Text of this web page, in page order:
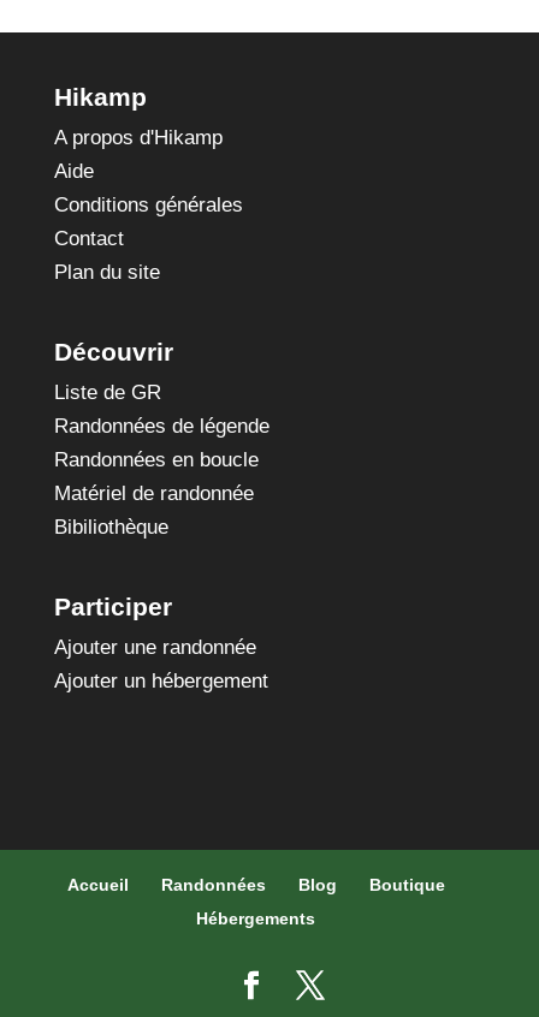
Hikamp
A propos d'Hikamp
Aide
Conditions générales
Contact
Plan du site
Découvrir
Liste de GR
Randonnées de légende
Randonnées en boucle
Matériel de randonnée
Bibiliothèque
Participer
Ajouter une randonnée
Ajouter un hébergement
Accueil Randonnées Blog
Boutique
Hébergements